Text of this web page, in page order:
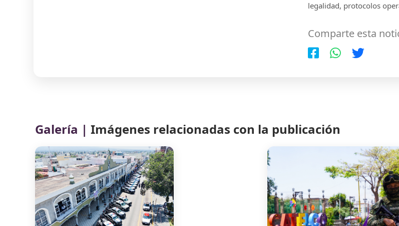
legalidad, protocolos
Comparte esta
Galería | Imágenes relacionadas con la publicación